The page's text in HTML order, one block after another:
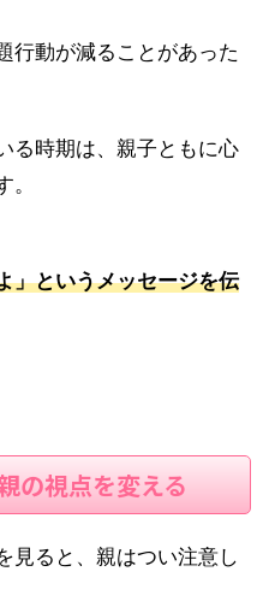
行動が減ることがあった
る時期は、親子ともに心
」というメッセージを伝
の視点を変える
見ると、親はつい注意し